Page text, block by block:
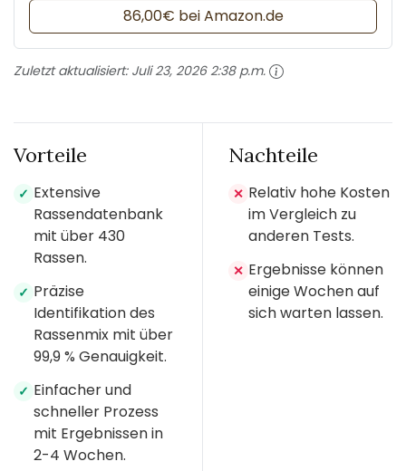
86,00€ bei Amazon.de
Zuletzt aktualisiert: Juli 23, 2026 2:38 p.m.
Vorteile
✓ Extensive
Rassendatenbank
mit über 430
Rassen.
✓ Präzise
Identifikation des
Rassenmix mit über
99,9 % Genauigkeit.
✓ Einfacher und
schneller Prozess
mit Ergebnissen in
2-4 Wochen.
Nachteile
✕ Relativ hohe Kosten
im Vergleich zu
anderen Tests.
✕ Ergebnisse können
einige Wochen auf
sich warten lassen.